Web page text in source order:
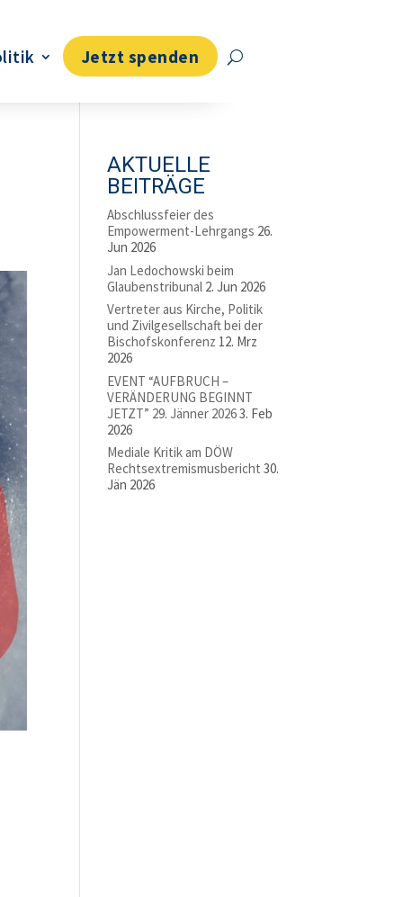
Jetzt spenden
AKTUELLE
BEITRÄGE
Abschlussfeier des
Empowerment-Lehrgangs 26.
Jun 2026
Jan Ledochowski beim
Glaubenstribunal 2. Jun 2026
Vertreter aus Kirche, Politik
und Zivilgesellschaft bei der
Bischofskonferenz 12. Mrz
2026
EVENT “AUFBRUCH –
VERÄNDERUNG BEGINNT
JETZT” 29. Jänner 20263. Feb
2026
Mediale Kritik am DÖW
Rechtsextremismusbericht 30.
Jän 2026